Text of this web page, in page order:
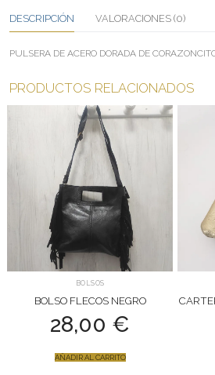
DESCRIPCIÓN VALORACIONES (0)
PULSERA DE ACERO DORADA DE
PRODUCTOS RELACIONADOS
BOLSOS
BOLSO FLECOS NEGRO
28,00 €
AÑADIR AL CARRITO